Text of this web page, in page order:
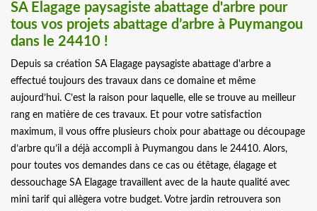
SA Elagage paysagiste abattage d'arbre pour
tous vos projets abattage d’arbre à Puymangou
dans le 24410 !
Depuis sa création SA Elagage paysagiste abattage d'arbre a
effectué toujours des travaux dans ce domaine et même
aujourd’hui. C’est la raison pour laquelle, elle se trouve au meilleur
rang en matière de ces travaux. Et pour votre satisfaction
maximum, il vous offre plusieurs choix pour abattage ou découpage
d’arbre qu’il a déjà accompli à Puymangou dans le 24410. Alors,
pour toutes vos demandes dans ce cas ou étêtage, élagage et
dessouchage SA Elagage travaillent avec de la haute qualité avec
mini tarif qui allègera votre budget. Votre jardin retrouvera son